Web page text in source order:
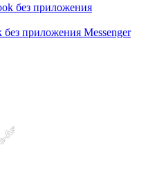
приложения Messenger